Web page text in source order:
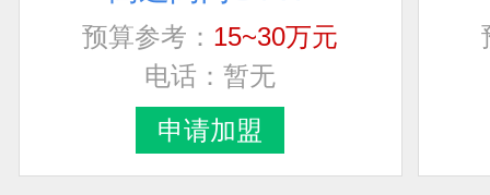
预算参考：
电话：暂无
申请加盟